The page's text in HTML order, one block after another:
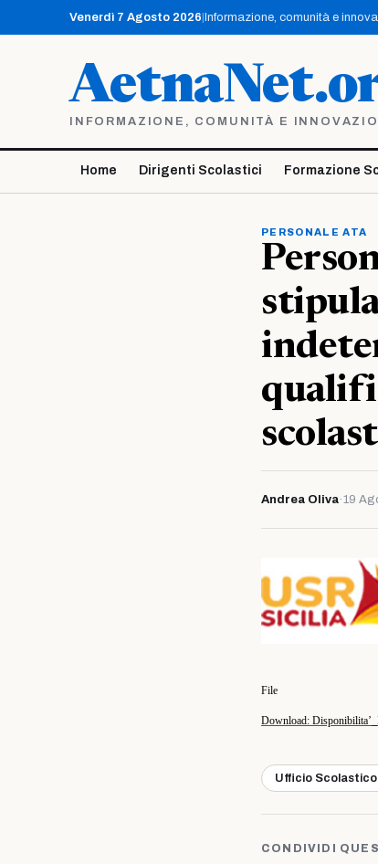
contenuto
Venerdì 7 Agosto 2026 Informazione, comunità e
INFORMAZIONE, COMUNITÀ E
Home Dirigenti Scolastici Formazione
PERSONALE ATA
Andrea Oliva·19
File
Download:
Ufficio
CONDIVIDI